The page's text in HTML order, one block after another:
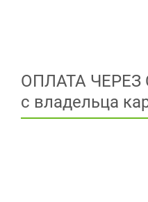
ОПЛАТА ЧЕРЕЗ
с владельца